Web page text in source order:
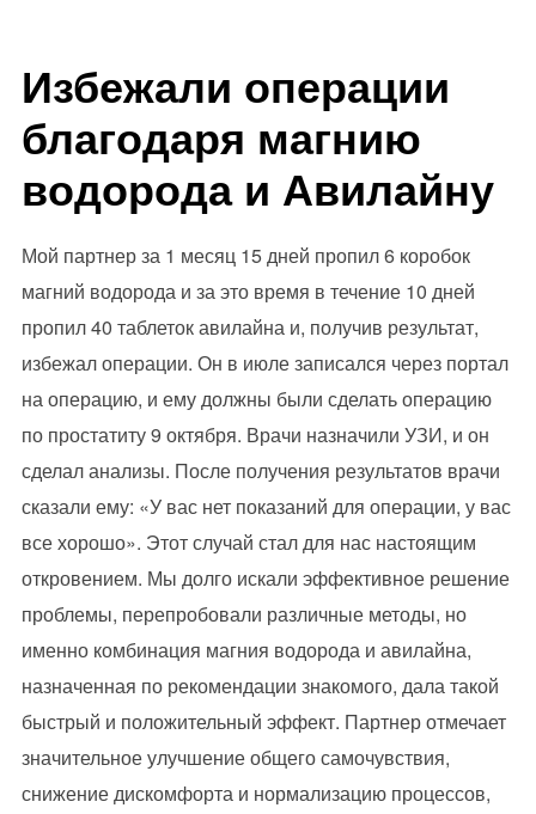
Избежали операции
благодаря магнию
водорода и Авилайну
Мой партнер за 1 месяц 15 дней пропил 6 коробок
магний водорода и за это время в течение 10 дней
пропил 40 таблеток авилайна и, получив результат,
избежал операции. Он в июле записался через портал
на операцию, и ему должны были сделать операцию
по простатиту 9 октября. Врачи назначили УЗИ, и он
сделал анализы. После получения результатов врачи
сказали ему: «У вас нет показаний для операции, у вас
все хорошо». Этот случай стал для нас настоящим
откровением. Мы долго искали эффективное решение
проблемы, перепробовали различные методы, но
именно комбинация магния водорода и авилайна,
назначенная по рекомендации знакомого, дала такой
быстрый и положительный эффект. Партнер отмечает
значительное улучшение общего самочувствия,
снижение дискомфорта и нормализацию процессов,